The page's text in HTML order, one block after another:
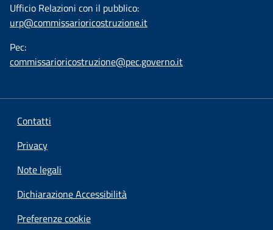
Ufficio Relazioni con il pubblico:
urp@commissarioricostruzione.it
Pec:
commissarioricostruzione@pec.governo.it
Contatti
Privacy
Note legali
Dichiarazione Accessibilità
Preferenze cookie